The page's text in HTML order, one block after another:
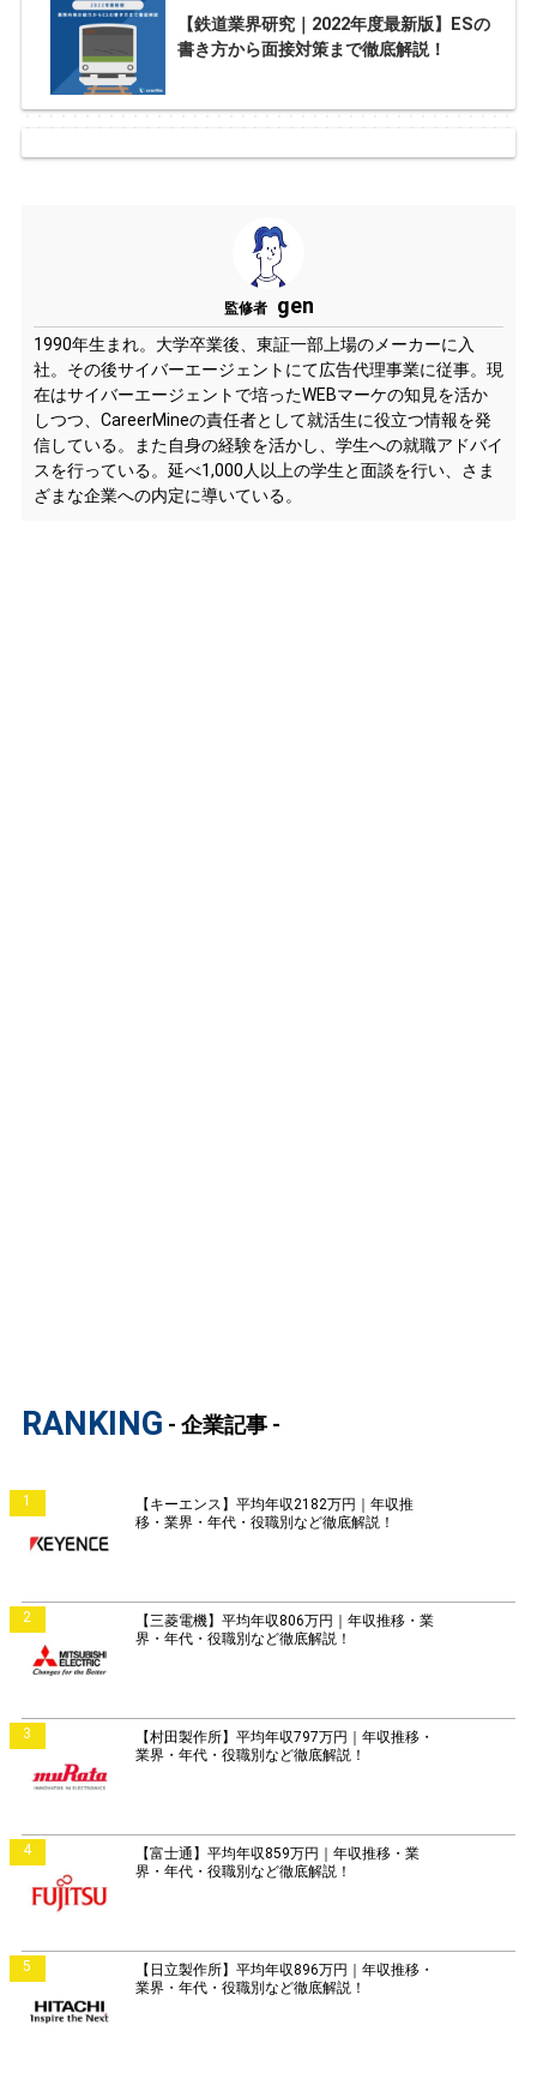
【鉄道業界研究｜2022年度最新版】ESの
書き方から面接対策まで徹底解説！
監修者 gen
1990年生まれ。大学卒業後、東証一部上場のメーカーに入
社。その後サイバーエージェントにて広告代理事業に従事。現
在はサイバーエージェントで培ったWEBマーケの知見を活か
しつつ、CareerMineの責任者として就活生に役立つ情報を発
信している。また自身の経験を活かし、学生への就職アドバイ
スを行っている。延べ1,000人以上の学生と面談を行い、さま
ざまな企業への内定に導いている。
RANKING - 企業記事 -
1
【キーエンス】平均年収2182万円｜年収推
移・業界・年代・役職別など徹底解説！
2
【三菱電機】平均年収806万円｜年収推移・業
界・年代・役職別など徹底解説！
3
【村田製作所】平均年収797万円｜年収推移・
業界・年代・役職別など徹底解説！
4
【富士通】平均年収859万円｜年収推移・業
界・年代・役職別など徹底解説！
5
【日立製作所】平均年収896万円｜年収推移・
業界・年代・役職別など徹底解説！